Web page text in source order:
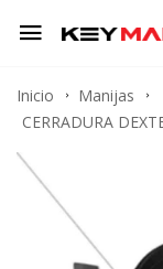
Inicio
Manijas
CERRADURA